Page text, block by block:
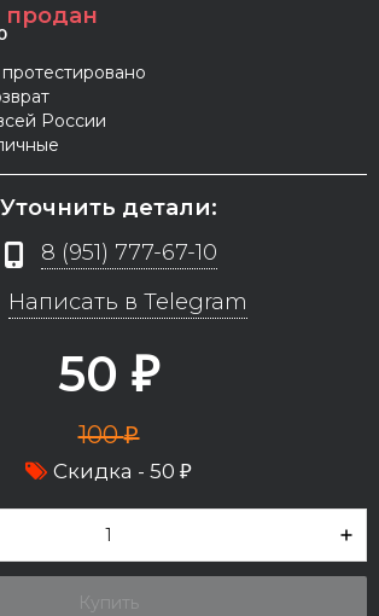
продан
России
Уточнить детали:
8 (951) 777-67-10
Написать в Telegram
50 ₽
100₽
Скидка - 50 ₽
Купить